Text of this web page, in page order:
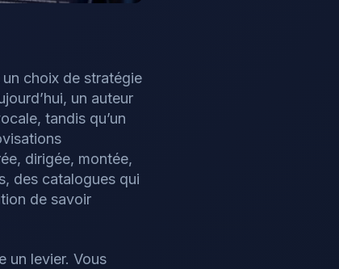
un choix de stratégie
un auteur
tandis qu’un
dirigée, montée,
des catalogues qui
de savoir
un levier. Vous